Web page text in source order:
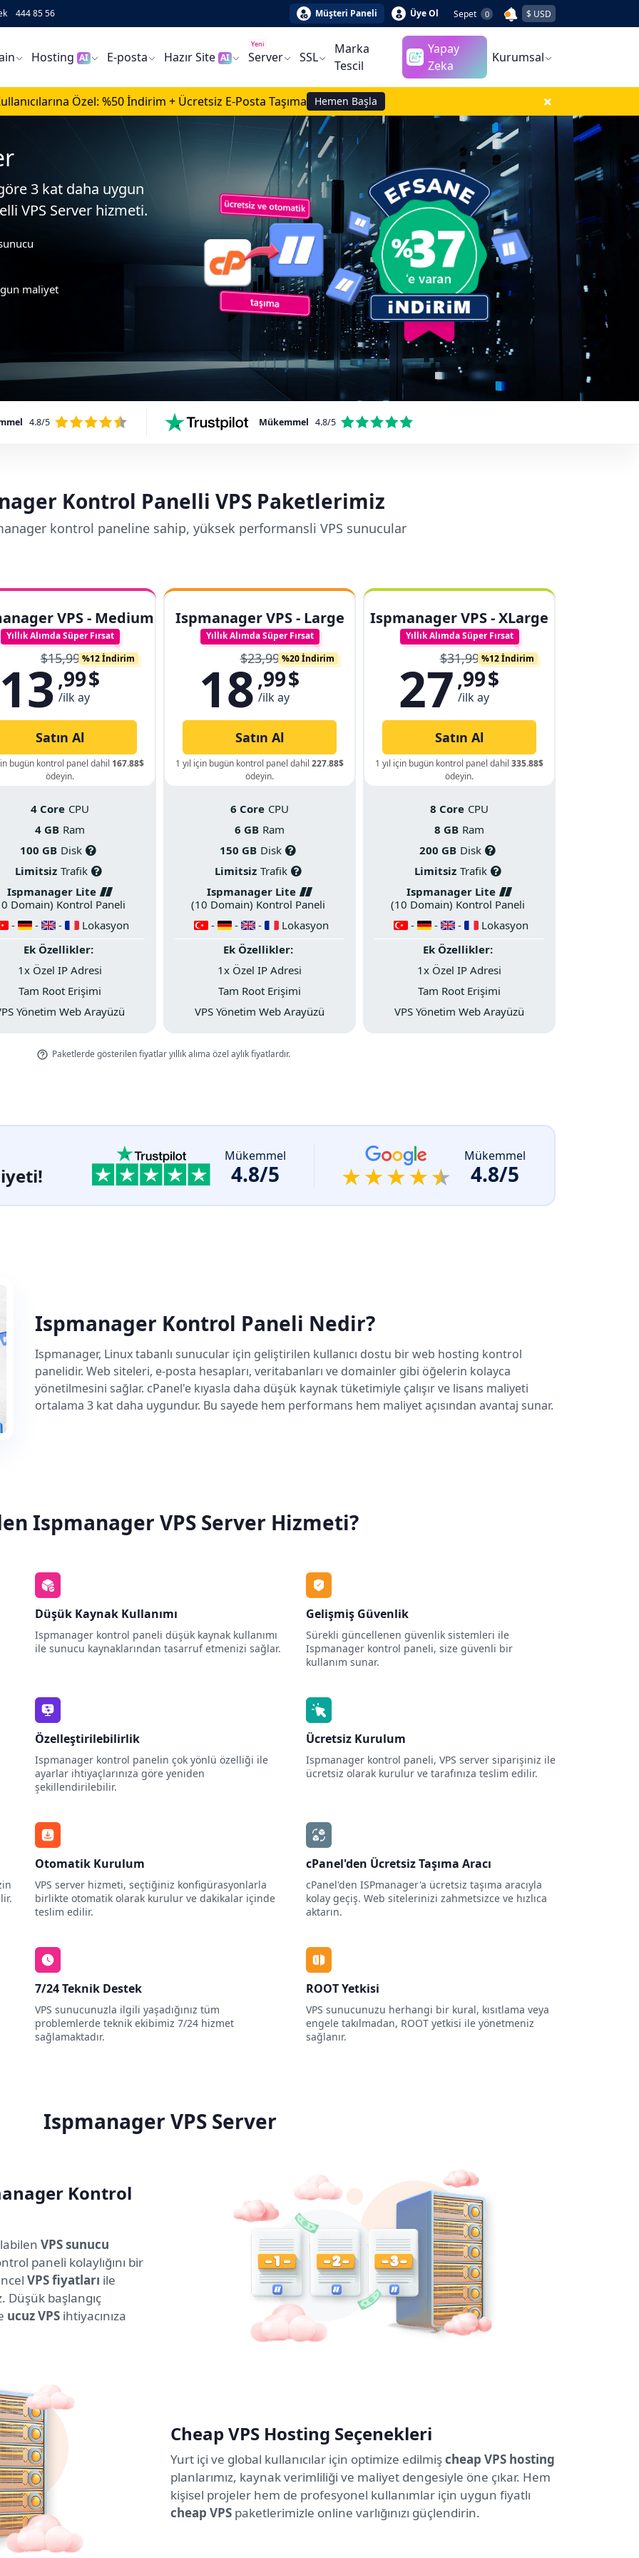
444 85 56 Müşteri Paneli Üye Ol Sepet 0 $ USD
Hosting AI E-posta Hazır Site AI
Yeni
Server SSL
Marka
Tescil
Yapay
Zeka
Kurumsal
Özel: %50 İndirim + Ücretsiz E-Posta Taşıma Hemen Başla
3 kat daha uygun
VPS Server hizmeti.
maliyet
4.8/5 Mükemmel 4.8/5
Kontrol Panelli VPS Paketlerimiz
kontrol paneline sahip, yüksek performansli VPS sunucular
VPS - Medium
Yıllık Alımda Süper Fırsat
$15,99 %12 İndirim
13 /ilk ay
,99$
Satın Al
bugün kontrol panel dahil 167.88$
ödeyin.
4 Core CPU
4 GB Ram
100 GB Disk
Limitsiz Trafik
Ispmanager Lite
Domain) Kontrol Paneli
-
- -
Lokasyon
Ek Özellikler:
1x Özel IP Adresi
Tam Root Erişimi
Yönetim Web Arayüzü
Ispmanager VPS - Large
Yıllık Alımda Süper Fırsat
$23,99 %20 İndirim
18 /ilk ay
,99$
Satın Al
1 yıl için bugün kontrol panel dahil 227.88$
ödeyin.
6 Core CPU
6 GB Ram
150 GB Disk
Limitsiz Trafik
Ispmanager Lite
(10 Domain) Kontrol Paneli
-
- -
Lokasyon
Ek Özellikler:
1x Özel IP Adresi
Tam Root Erişimi
VPS Yönetim Web Arayüzü
Ispmanager VPS - XLarge
Yıllık Alımda Süper Fırsat
$31,99 %12 İndirim
27 /ilk ay
,99$
Satın Al
1 yıl için bugün kontrol panel dahil 335.88$
ödeyin.
8 Core CPU
8 GB Ram
200 GB Disk
Limitsiz Trafik
Ispmanager Lite
(10 Domain) Kontrol Paneli
-
- -
Lokasyon
Ek Özellikler:
1x Özel IP Adresi
Tam Root Erişimi
VPS Yönetim Web Arayüzü
Paketlerde gösterilen fiyatlar yıllık alıma özel aylık fiyatlardır.
Mükemmel
4.8/5
Mükemmel
4.8/5
Ispmanager Kontrol Paneli Nedir?
Ispmanager, Linux tabanlı sunucular için geliştirilen kullanıcı dostu bir web hosting kontrol
panelidir. Web siteleri, e-posta hesapları, veritabanları ve domainler gibi öğelerin kolayca
yönetilmesini sağlar. cPanel'e kıyasla daha düşük kaynak tüketimiyle çalışır ve lisans maliyeti
ortalama 3 kat daha uygundur. Bu sayede hem performans hem maliyet açısından avantaj sunar.
Ispmanager VPS Server Hizmeti?
Düşük Kaynak Kullanımı
Ispmanager kontrol paneli düşük kaynak kullanımı
ile sunucu kaynaklarından tasarruf etmenizi sağlar.
Gelişmiş Güvenlik
Sürekli güncellenen güvenlik sistemleri ile
Ispmanager kontrol paneli, size güvenli bir
kullanım sunar.
Özelleştirilebilirlik
Ispmanager kontrol panelin çok yönlü özelliği ile
ayarlar ihtiyaçlarınıza göre yeniden
şekillendirilebilir.
Ücretsiz Kurulum
Ispmanager kontrol paneli, VPS server siparişiniz ile
ücretsiz olarak kurulur ve tarafınıza teslim edilir.
Otomatik Kurulum
VPS server hizmeti, seçtiğiniz konfigürasyonlarla
birlikte otomatik olarak kurulur ve dakikalar içinde
teslim edilir.
cPanel'den Ücretsiz Taşıma Aracı
cPanel'den ISPmanager'a ücretsiz taşıma aracıyla
kolay geçiş. Web sitelerinizi zahmetsizce ve hızlıca
aktarın.
7/24 Teknik Destek
VPS sunucunuzla ilgili yaşadığınız tüm
problemlerde teknik ekibimiz 7/24 hizmet
sağlamaktadır.
ROOT Yetkisi
VPS sunucunuzu herhangi bir kural, kısıtlama veya
engele takılmadan, ROOT yetkisi ile yönetmeniz
sağlanır.
Ispmanager VPS Server
Kontrol
VPS sunucu
paneli kolaylığını bir
VPS fiyatları ile
Düşük başlangıç
ucuz VPS ihtiyacınıza
Cheap VPS Hosting Seçenekleri
Yurt içi ve global kullanıcılar için optimize edilmişcheap VPS hosting
planlarımız, kaynak verimliliği ve maliyet dengesiyle öne çıkar. Hem
kişisel projeler hem de profesyonel kullanımlar için uygun fiyatlı
cheap VPS paketlerimizle online varlığınızı güçlendirin.